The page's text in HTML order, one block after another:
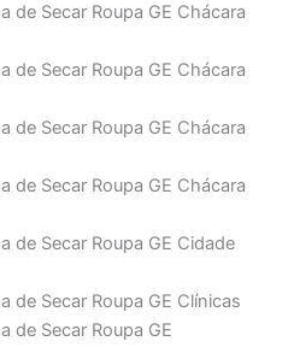
de Secar Roupa GE Chácara
de Secar Roupa GE Chácara
de Secar Roupa GE Chácara
de Secar Roupa GE Chácara
de Secar Roupa GE Cidade
de Secar Roupa GE Clínicas
de Secar Roupa GE